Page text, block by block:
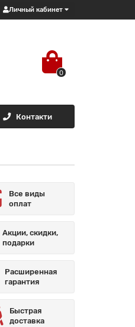
Личный кабинет
0
Контакти
Все виды
оплат
Акции, скидки,
подарки
Расширенная
гарантия
Быстрая
доставка